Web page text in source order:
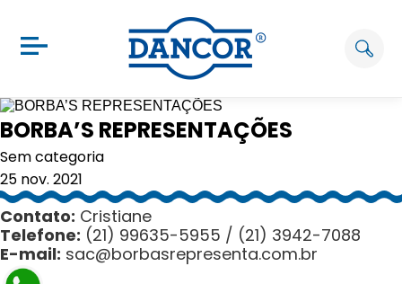
BORBA’S REPRESENTAÇÕES
Sem categoria
25 nov. 2021
Contato: Cristiane
Telefone: (21) 99635-5955 / (21) 3942-7088
E-mail: sac@borbasrepresenta.com.br